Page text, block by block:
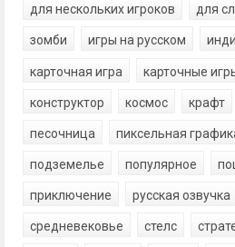
для нескольких игроков для
зомби игры на русском инди
карточная игра карточные
конструктор космос крафт
песочница пиксельная
подземелье популярное
приключение русская озвучка
средневековье стелс